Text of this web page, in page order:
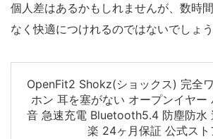
個人差はあるかもしれませんが、数時
なく快適につけれるのではないでしょう
OpenFit2 Shokz(ショックス) 完全
ホン 耳を塞がない オープンイヤー
音 急速充電 Bluetooth5.4 防塵防水
楽 24ヶ月保証 公式スト